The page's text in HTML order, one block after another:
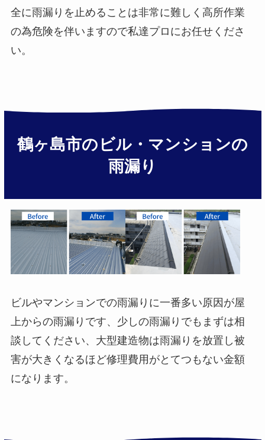
全に雨漏りを止めることは非常に難しく高所作業
の為危険を伴いますので私達プロにお任せくださ
い。
鶴ヶ島市のビル・マンションの
雨漏り
ビルやマンションでの雨漏りに一番多い原因が屋
上からの雨漏りです、少しの雨漏りでもまずは相
談してください、大型建造物は雨漏りを放置し被
害が大きくなるほど修理費用がとてつもない金額
になります。